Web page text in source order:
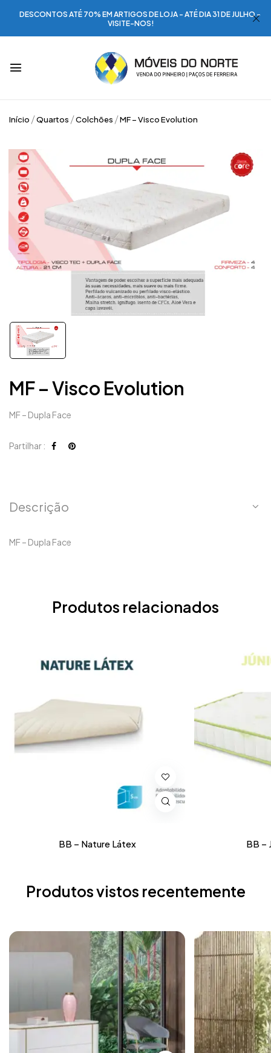
DESCONTOS ATÉ 70% EM ARTIGOS DE LOJA - ATÉ DIA 31 DE JULHO -
VISITE-NOS!
Início Quartos Colchões MF – Visco Evolution
MF – Visco Evolution
MF – Dupla Face
Partilhar :
Descrição
MF – Dupla Face
Produtos relacionados
BB – Nature Látex BB –
Produtos vistos recentemente